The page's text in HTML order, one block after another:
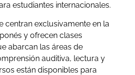
estudiantes internacionales.
centran exclusivamente en la
y ofrecen clases
abarcan las áreas de
auditiva, lectura y
están disponibles para